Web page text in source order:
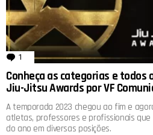
1 comentário
Conheça as categorias e todos
Jiu-Jitsu Awards por VF
A temporada 2023 chegou ao fim e
atletas, professores e profissionais
do ano em diversas posições.